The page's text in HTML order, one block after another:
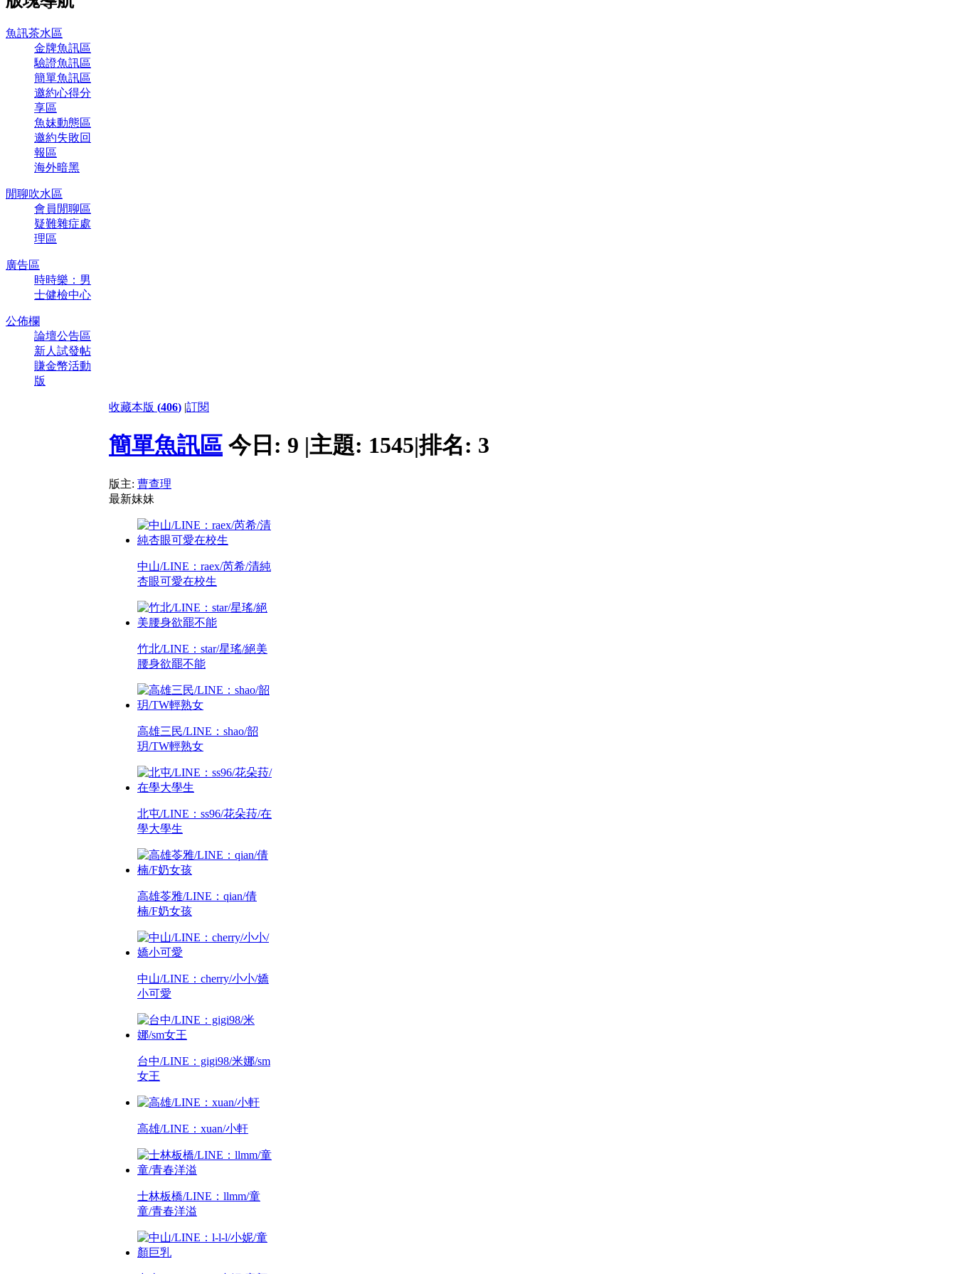
魚訊茶水區
金牌魚訊區
驗證魚訊區
簡單魚訊區
邀約心得分
享區
魚妹動態區
邀約失敗回
報區
海外暗黑
閒聊吹水區
會員閒聊區
疑難雜症處
理區
廣告區
時時樂：男
士健檢中心
公佈欄
論壇公告區
新人試發帖
賺金幣活動
版
收藏本版 (406) |訂閱
簡單魚訊區 今日: 9 |主題: 1545|排名: 3
版主: 曹查理
最新妹妹
中山/LINE：raex/芮希/清純
杏眼可愛在校生
竹北/LINE：star/星瑤/絕美
腰身欲罷不能
高雄三民/LINE：shao/韶
玥/TW輕熟女
北屯/LINE：ss96/花朵菈/在
學大學生
高雄苓雅/LINE：qian/倩
楠/F奶女孩
中山/LINE：cherry/小小/嬌
小可愛
台中/LINE：gigi98/米娜/sm
女王
高雄/LINE：xuan/小軒
士林板橋/LINE：llmm/童
童/青春洋溢